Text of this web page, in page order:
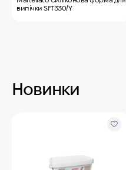
випічки SFT330/Y
Новинки